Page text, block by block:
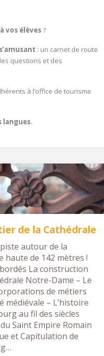
vos élèves?
: un carnet de route
questions et des
à l’office de tourisme
langues.
de la Cathédrale
autour de la
haute de 142 mètres !
La construction
Notre-Dame – Le
de métiers
médiévale – L’histoire
au fil des siècles
Saint Empire Romain
et Capitulation de